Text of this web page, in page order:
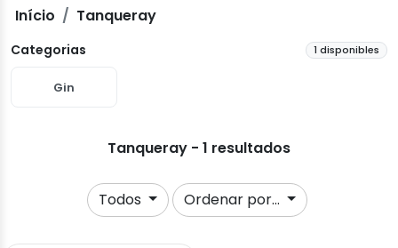
Início Tanqueray
Categorias 1 disponibles
Gin
Tanqueray - 1 resultados
Todos Ordenar por...